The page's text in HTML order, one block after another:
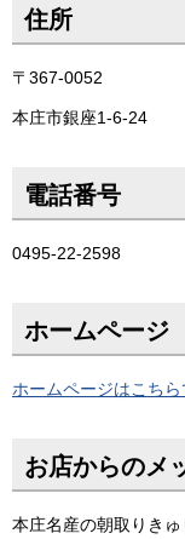
住所
〒367-0052
本庄市銀座1-6-24
電話番号
0495-22-2598
ホームページ
ホームページはこちら
お店からのメ
本庄名産の朝取りきゅ